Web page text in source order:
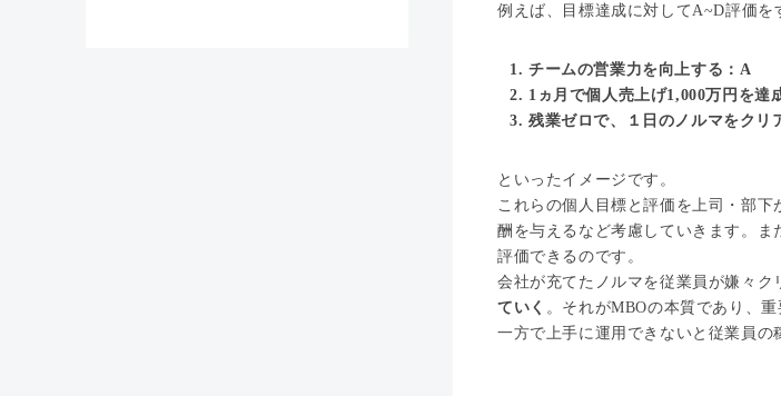
例えば、目標達成に対してA~D評価を
チームの営業力を向上する：A
1ヵ月で個人売上げ1,000万円を達
残業ゼロで、１日のノルマをクリ
といったイメージです。
これらの個人目標と評価を上司・部
酬を与えるなど考慮していきます。ま
評価できるのです。
会社が充てたノルマを従業員が嫌々ク
ていく 。それがMBOの本質であり、
一方で上手に運用できないと従業員の